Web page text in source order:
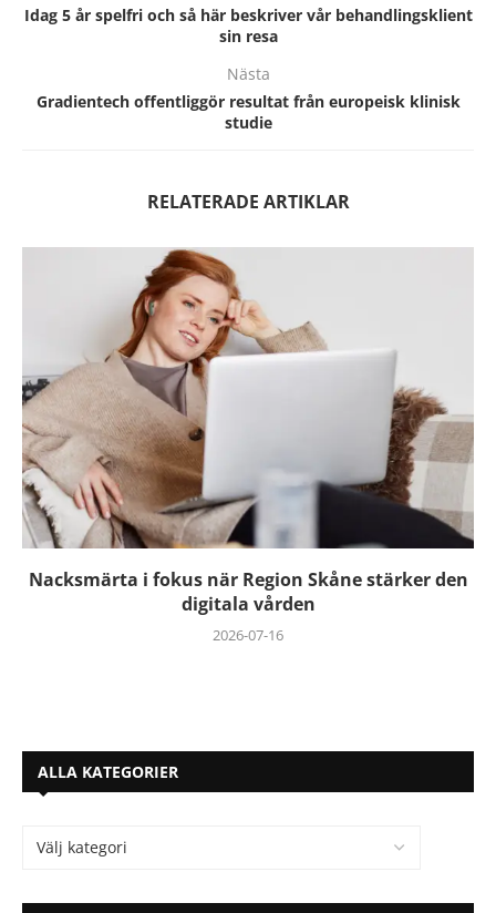
Idag 5 år spelfri och så här beskriver vår behandlingsklient
sin resa
Nästa
Gradientech offentliggör resultat från europeisk klinisk
studie
RELATERADE ARTIKLAR
Nacksmärta i fokus när Region Skåne stärker den
digitala vården
2026-07-16
ALLA KATEGORIER